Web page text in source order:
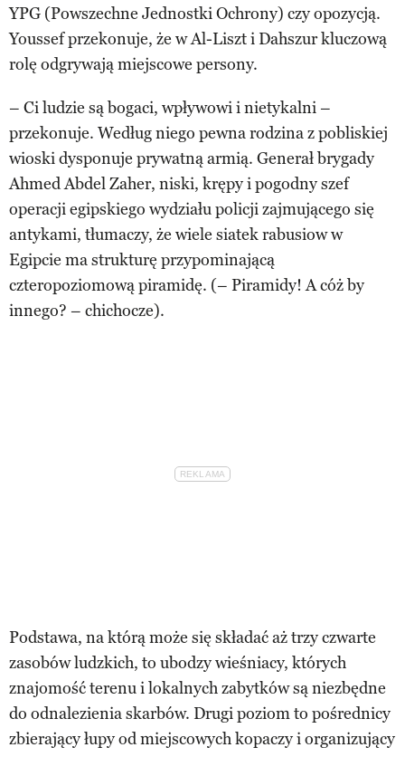
YPG (Powszechne Jednostki Ochrony) czy opozycją.
Youssef przekonuje, że w Al-Liszt i Dahszur kluczową
rolę odgrywają miejscowe persony.
– Ci ludzie są bogaci, wpływowi i nietykalni –
przekonuje. Według niego pewna rodzina z pobliskiej
wioski dysponuje prywatną armią. Generał brygady
Ahmed Abdel Zaher, niski, krępy i pogodny szef
operacji egipskiego wydziału policji zajmującego się
antykami, tłumaczy, że wiele siatek rabusiow w
Egipcie ma strukturę przypominającą
czteropoziomową piramidę. (– Piramidy! A cóż by
innego? – chichocze).
Podstawa, na którą może się składać aż trzy czwarte
zasobów ludzkich, to ubodzy wieśniacy, których
znajomość terenu i lokalnych zabytków są niezbędne
do odnalezienia skarbów. Drugi poziom to pośrednicy
zbierający łupy od miejscowych kopaczy i organizujący